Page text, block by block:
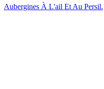
Aubergines À L'ail Et Au Persil.